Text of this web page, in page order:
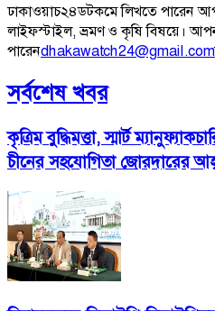
ঢাকাওয়াচ২৪ডটকমে লিখতে পারেন
লাইফস্টাইল, ভ্রমণ ও কৃষি বিষয়ে।
পারেনdhakawatch24@gmail.com
সর্বশেষ খবর
কৃত্রিম বুদ্ধিমত্তা, স্মার্ট
চীনের সহযোগিতা জোরদারের